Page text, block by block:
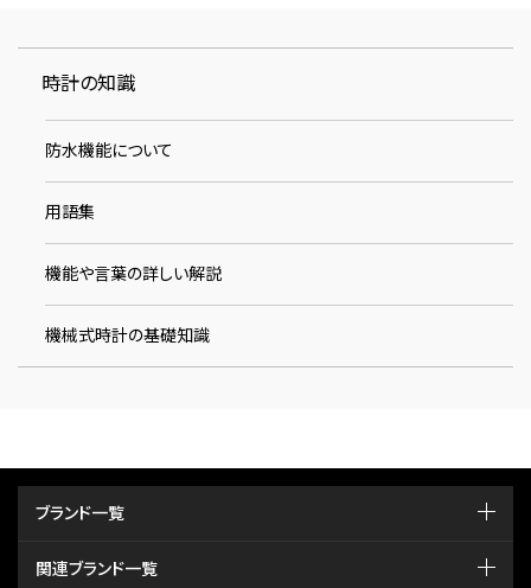
時計の知識
防水機能について
用語集
機能や言葉の詳しい解説
機械式時計の基礎知識
ブランド一覧
関連ブランド一覧